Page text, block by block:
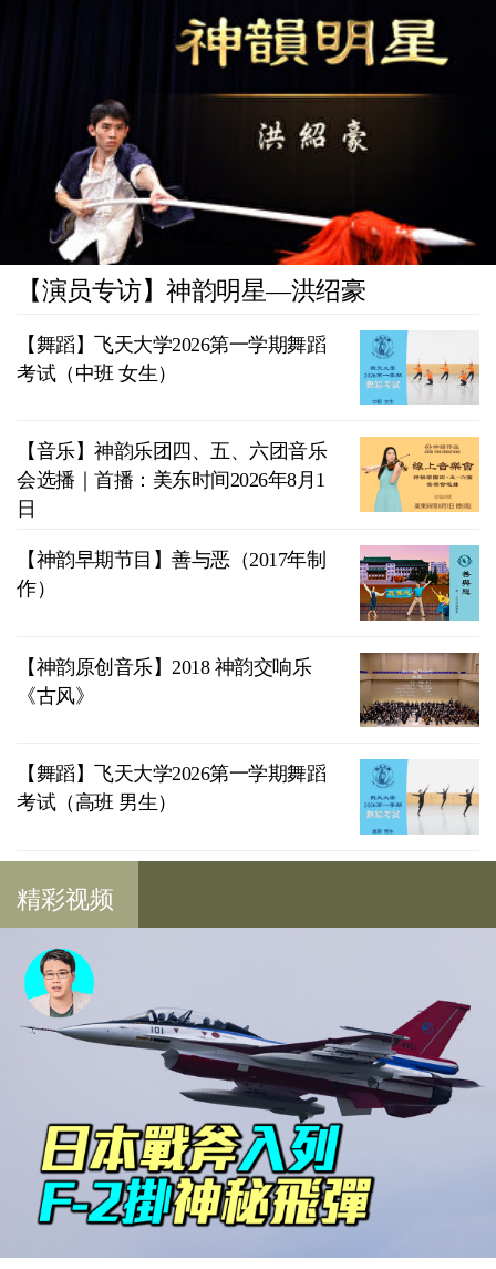
【演员专访】神韵明星—洪绍豪
【舞蹈】飞天大学2026第一学期舞蹈
考试（中班 女生）
【音乐】神韵乐团四、五、六团音乐
会选播｜首播：美东时间2026年8月1
日
【神韵早期节目】善与恶（2017年制
作）
【神韵原创音乐】2018 神韵交响乐
《古风》
【舞蹈】飞天大学2026第一学期舞蹈
考试（高班 男生）
精彩视频